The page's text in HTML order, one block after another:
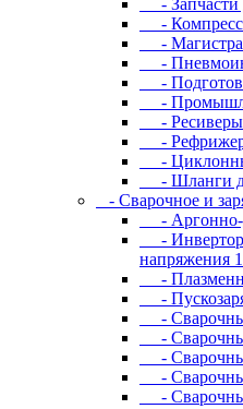
-
-
-
-
-
- Ресиверы
-
-
- Шланги
- Cвapoчнoe и
- Аргонно-
-
напряжения
-
-
-
-
-
-
-